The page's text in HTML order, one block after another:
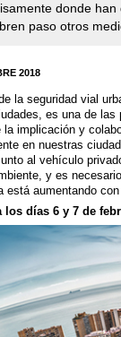
donde
paso otros
2018
de la seguridad vial
es una de
la implicación y
en nuestras
al vehículo
y es
está aumentando
los días 6 y 7 de